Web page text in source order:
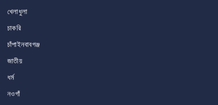
খেলাধুলা
চাকরি
চাঁপাইনবাবগঞ্জ
জাতীয়
ধর্ম
নওগাঁ